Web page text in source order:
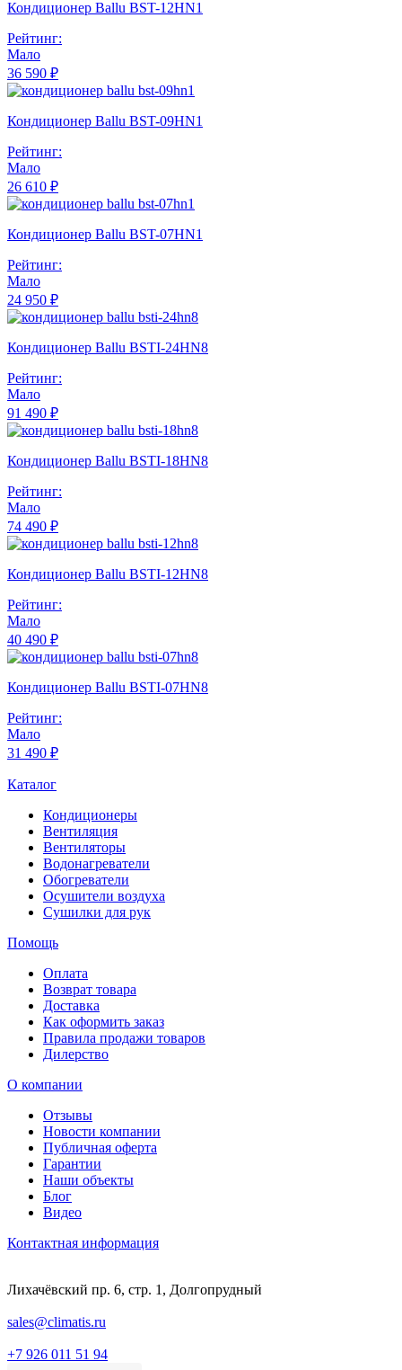
Кондиционер Ballu BST-12HN1
Рейтинг:
Мало
36 590 ₽
Кондиционер Ballu BST-09HN1
Рейтинг:
Мало
26 610 ₽
Кондиционер Ballu BST-07HN1
Рейтинг:
Мало
24 950 ₽
Кондиционер Ballu BSTI-24HN8
Рейтинг:
Мало
91 490 ₽
Кондиционер Ballu BSTI-18HN8
Рейтинг:
Мало
74 490 ₽
Кондиционер Ballu BSTI-12HN8
Рейтинг:
Мало
40 490 ₽
Кондиционер Ballu BSTI-07HN8
Рейтинг:
Мало
31 490 ₽
Каталог
Кондиционеры
Вентиляция
Вентиляторы
Водонагреватели
Обогреватели
Осушители воздуха
Сушилки для рук
Помощь
Оплата
Возврат товара
Доставка
Как оформить заказ
Правила продажи товаров
Дилерство
О компании
Отзывы
Новости компании
Публичная оферта
Гарантии
Наши объекты
Блог
Видео
Контактная информация
Лихачёвский пр. 6, стр. 1, Долгопрудный
sales@climatis.ru
+7 926 011 51 94